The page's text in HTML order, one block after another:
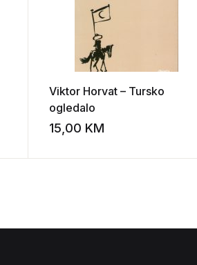
Add to wishlist
Viktor Horvat – Tursko
ogledalo
15,00 KM